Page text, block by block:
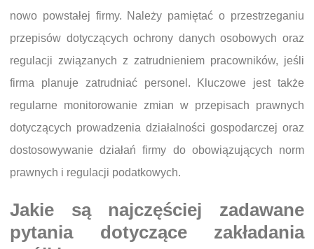
nowo powstałej firmy. Należy pamiętać o przestrzeganiu
przepisów dotyczących ochrony danych osobowych oraz
regulacji związanych z zatrudnieniem pracowników, jeśli
firma planuje zatrudniać personel. Kluczowe jest także
regularne monitorowanie zmian w przepisach prawnych
dotyczących prowadzenia działalności gospodarczej oraz
dostosowywanie działań firmy do obowiązujących norm
prawnych i regulacji podatkowych.
Jakie są najczęściej zadawane
pytania dotyczące zakładania